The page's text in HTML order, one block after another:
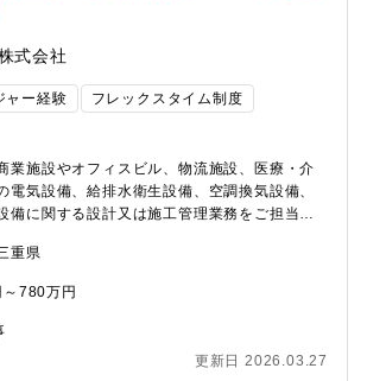
マニュアル等、研修が充実。未経験でも知識
式会社
ャー経験
フレックスタイム制度
業施設やオフィスビル、物流施設、医療・介
電気設備、給排水衛生設備、空調換気設備、
備に関する設計又は施工管理業務をご担当い
州、沖縄など全国の事業所 （希望考慮しま
の処遇もあります。≪中部エリアの事業所一
officeHP/chubu/index.asp【技
recruit/student/index.html
重県
780万円
更新日 2026.03.27